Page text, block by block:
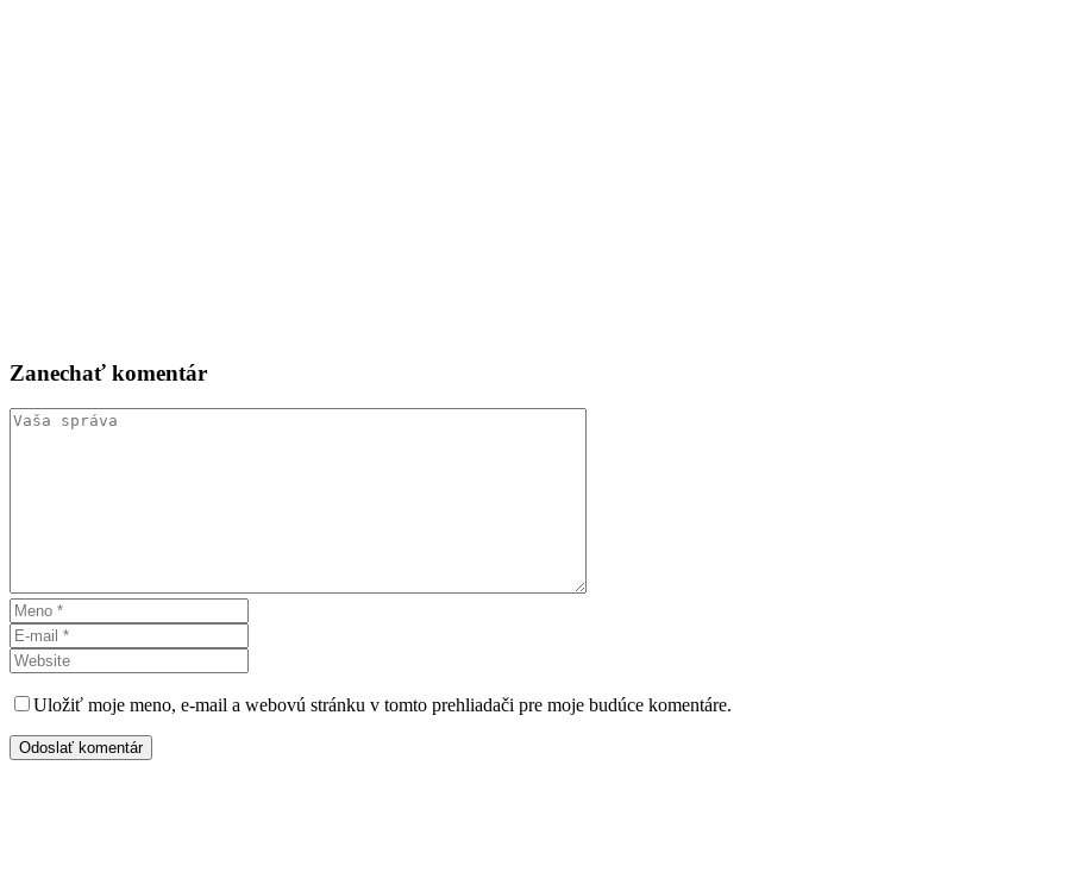
Zanechať komentár
Uložiť moje meno, e-mail a webovú stránku v tomto prehliadači pre moje budúce komentáre.
Odoslať komentár